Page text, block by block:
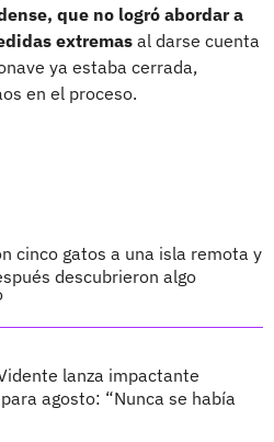
que no logró abordar a
extremas al darse cuenta
ya estaba cerrada,
en el proceso.
cinco gatos a una isla remota y
descubrieron algo
lanza impactante
agosto: “Nunca se había